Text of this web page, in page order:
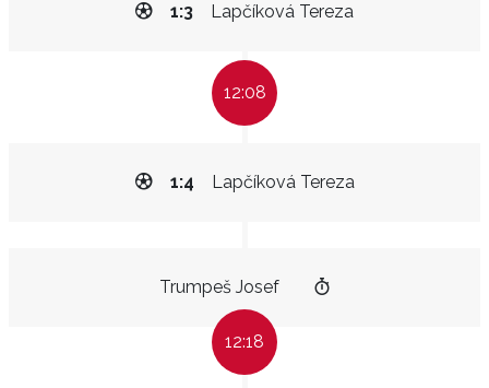
Lapčíková Tereza
1:3
12:08
Lapčíková Tereza
1:4
Trumpeš Josef
12:18